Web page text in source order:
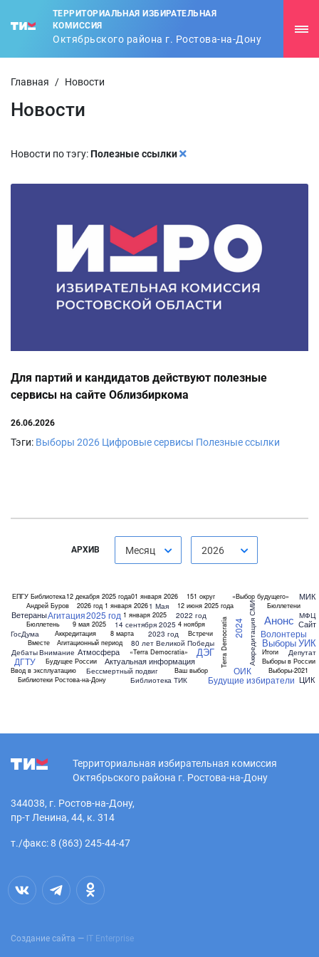
ТЕРРИТОРИАЛЬНАЯ ИЗБИРАТЕЛЬНАЯ
КОМИССИЯ
Октябрьского района г. Ростова-на-Дону
Главная / Новости
Новости
Новости по тэгу: Полезные ссылки
Для партий и кандидатов действуют полезные
сервисы на сайте Облизбиркома
26.06.2026
Тэги: Выборы 2026 Цифровые сервисы Полезные ссылки
АРХИВ Месяц 2026
01 января 2026
1 Мая
1 января 2025
1 января 2026
12 декабря 2025 года
12 июня 2025 года
14 сентября 2025
151 округ
2022 год
2023 год
2025 год
2026 год
4 ноября
8 марта
80 лет Великой Победы
9 мая 2025 Terra Democratia
«Terra Democratia»
«Выбор будущего»
Агитационный период
Агитация
Аккредитация Аккредитация СМИ
Актуальная информация
Андрей Буров
Анонс
Атмосфера
Бессмертный подвиг
Библиотека
Библиотека ТИК
Библиотеки Ростова-на-Дону
Будущее России
Будущие избиратели
Бюллетени
Бюллетень
Ваш выбор
Ввод в эксплуатацию
Ветераны
Вместе
Внимание
Волонтеры
Встречи
Выборы
Выборы в России
Выборы-2021
ГосДума
ДГТУ
ДЭГ
Дебаты Депутат
ЕПГУ
Итоги
МИК
МФЦ
ОИК
Сайт
УИК
ЦИК
2024
Территориальная избирательная комиссия
Октябрьского района г. Ростова-на-Дону
344038, г. Ростов-на-Дону,
пр-т Ленина, 44, к. 314
т./факс: 8 (863) 245-44-47
Создание сайта — IT Enterprise